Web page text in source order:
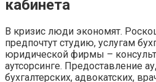
кабинета
В кризис люди экономят.
предпочтут студию, услугам
юридической фирмы –
аутсорсинге. Предоставление
бухгалтерских, адвокатских,